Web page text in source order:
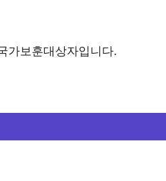
가보훈대상자입니다.